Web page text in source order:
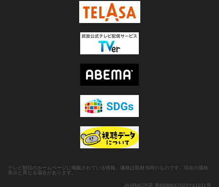
テレビ朝日のホームページに掲載されている情報、価格は取材当時のものです。現在の価格
表示と異なる場合があります。
JASRAC許諾 第6688647023Y41011号